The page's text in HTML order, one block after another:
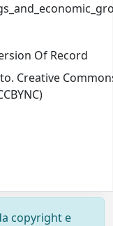
Of Record
Creative
copyright e